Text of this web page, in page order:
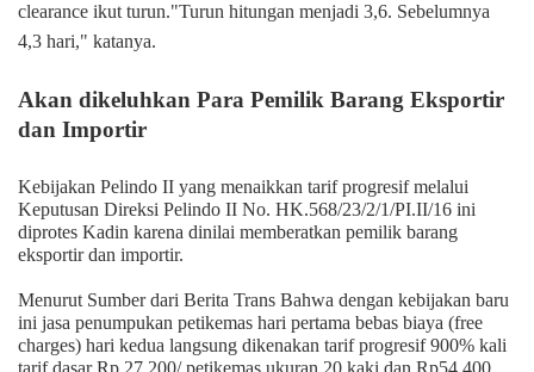
clearance ikut turun."Turun hitungan menjadi 3,6. Sebelumnya
4,3 hari," katanya.
Akan dikeluhkan Para Pemilik Barang Eksportir
dan Importir
Kebijakan Pelindo II yang menaikkan tarif progresif melalui
Keputusan Direksi Pelindo II No. HK.568/23/2/1/PI.II/16 ini
diprotes Kadin karena dinilai memberatkan pemilik barang
eksportir dan importir.
Menurut Sumber dari Berita Trans Bahwa dengan kebijakan baru
ini jasa penumpukan petikemas hari pertama bebas biaya (free
charges) hari kedua langsung dikenakan tarif progresif 900% kali
tarif dasar Rp 27.200/ petikemas ukuran 20 kaki dan Rp54.400